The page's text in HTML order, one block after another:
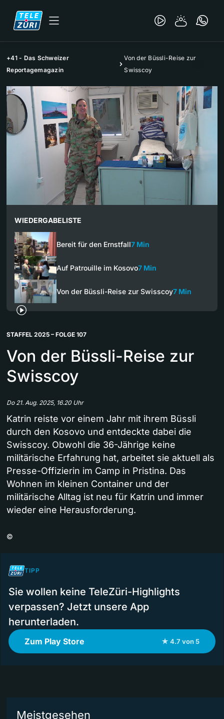
+41 - Das Schweizer
Reportagemagazin
Von der Büssli-Reise zur
Swisscoy
WIEDERGABELISTE
Bereit für den Ernstfall7 Min
Auf Patrouille im Kosovo7 Min
Von der Büssli-Reise zur Swisscoy7 Min
STAFFEL 2025 – FOLGE 107
Von der Büssli-Reise zur
Swisscoy
Do 21. Aug. 2025, 16.20 Uhr
Katrin reiste vor einem Jahr mit ihrem Büssli
durch den Kosovo und entdeckte dabei die
Swisscoy. Obwohl die 36-Jährige keine
militärische Erfahrung hat, arbeitet sie aktuell als
Presse-Offizierin im Camp in Pristina. Das
Wohnen im kleinen Container und der
militärische Alltag ist neu für Katrin und immer
wieder eine Herausforderung.
©
TIPP
Sie wollen keine TeleZüri-Highlights
verpassen? Jetzt unsere App
herunterladen.
Zum Play Store ★ 4.7 von 5
Meistgesehen